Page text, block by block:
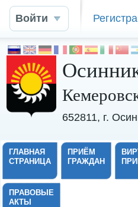
Войти
652811, г.
ГЛАВНАЯ
СТРАНИЦА
ПРИЁМ
ГРАЖДАН
ПРАВОВЫЕ
АКТЫ